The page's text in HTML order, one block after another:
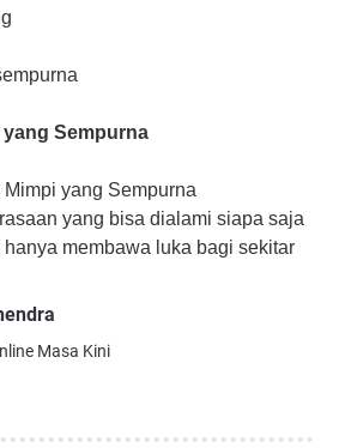
yang Sempurna
yang Sempurna
yang bisa dialami siapa saja
membawa luka bagi sekitar
Masa Kini